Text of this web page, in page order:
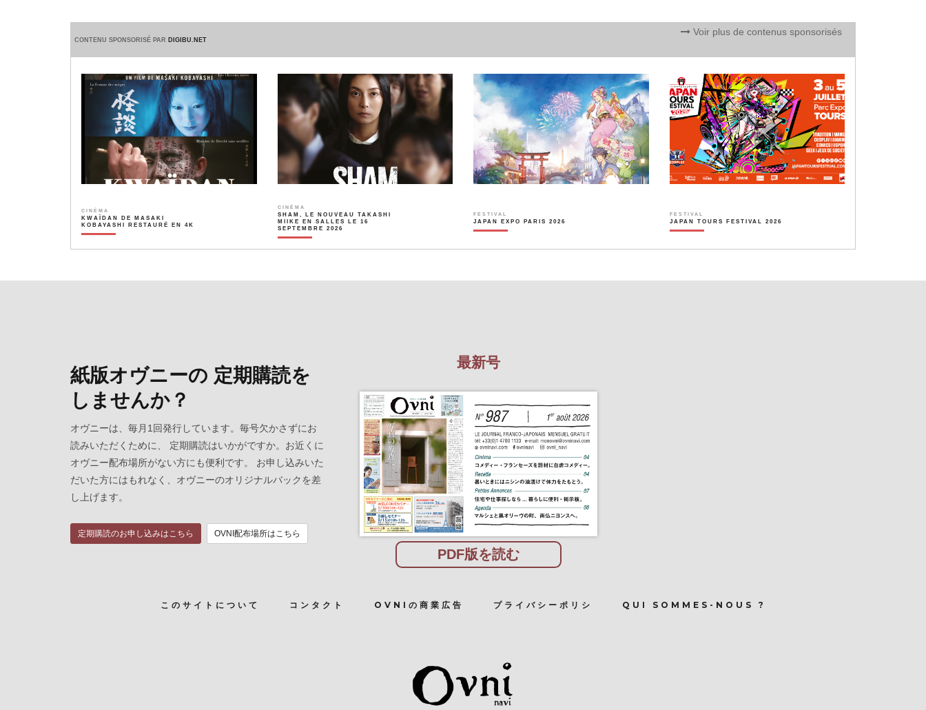
CONTENU SPONSORISÉ PAR DIGIBU.NET
Voir plus de contenus sponsorisés
CINÉMA
KWAÏDAN DE MASAKI
KOBAYASHI RESTAURÉ EN 4K
CINÉMA
SHAM, LE NOUVEAU TAKASHI
MIIKE EN SALLES LE 16
SEPTEMBRE 2026
FESTIVAL
JAPAN EXPO PARIS 2026
FESTIVAL
JAPAN TOURS FESTIVAL 2026
紙版オヴニーの 定期購読を
しませんか？
オヴニーは、毎月1回発行しています。毎号欠かさずにお
読みいただくために、 定期購読はいかがですか。お近くに
オヴニー配布場所がない方にも便利です。 お申し込みいた
だいた方にはもれなく、オヴニーのオリジナルバックを差
し上げます。
定期購読のお申し込みはこちら OVNI配布場所はこちら
最新号
PDF版を読む
このサイトについて コンタクト OVNIの商業広告 プライバシーポリシ QUI SOMMES-NOUS ?